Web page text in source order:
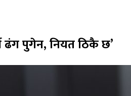
ढंग पुगेन, नियत ठिकै छ’